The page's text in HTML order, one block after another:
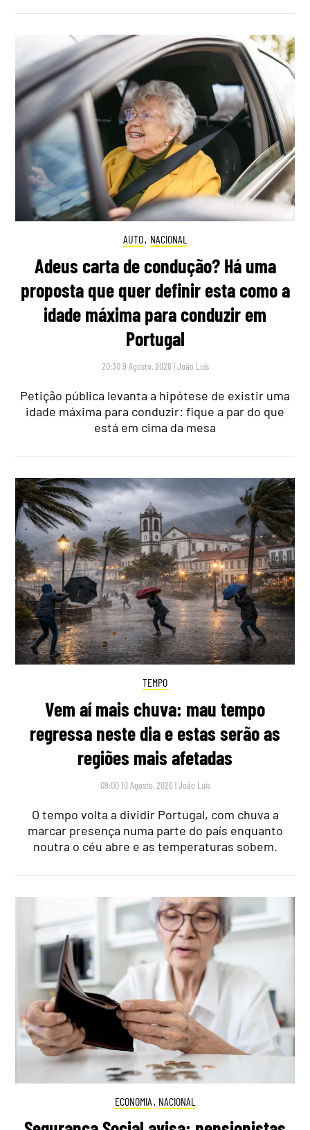
AUTO, NACIONAL
Adeus carta de condução? Há uma
proposta que quer definir esta como a
idade máxima para conduzir em
Portugal
20:30 9 Agosto, 2026 |João Luís
Petição pública levanta a hipótese de existir uma
idade máxima para conduzir: fique a par do que
está em cima da mesa
TEMPO
Vem aí mais chuva: mau tempo
regressa neste dia e estas serão as
regiões mais afetadas
09:00 10 Agosto, 2026 |João Luís
O tempo volta a dividir Portugal, com chuva a
marcar presença numa parte do país enquanto
noutra o céu abre e as temperaturas sobem.
ECONOMIA , NACIONAL